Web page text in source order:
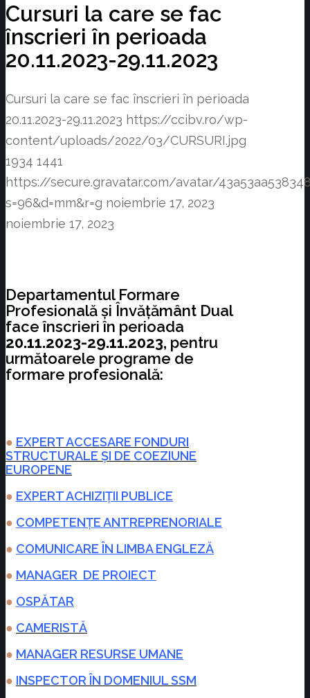
Cursuri la care se fac
înscrieri în perioada
20.11.2023-29.11.2023
Cursuri la care se fac înscrieri în perioada
20.11.2023-29.11.2023 https://ccibv.ro/wp-
content/uploads/2022/03/CURSURI.jpg
1934 1441
https://secure.gravatar.com/avatar/
s=96&d=mm&r=g noiembrie 17, 2023
noiembrie 17, 2023
Departamentul Formare
Profesională și Învățământ Dual
face înscrieri în perioada
20.11.2023-29.11.2023, pentru
următoarele programe de
formare profesională:
● EXPERT ACCESARE FONDURI
STRUCTURALE ȘI DE COEZIUNE
EUROPENE
● EXPERT ACHIZIȚII PUBLICE
● COMPETENȚE ANTREPRENORIALE
● COMUNICARE ÎN LIMBA ENGLEZĂ
● MANAGER DE PROIECT
● OSPĂTAR
● CAMERISTĂ
● MANAGER RESURSE UMANE
● INSPECTOR ÎN DOMENIUL SSM